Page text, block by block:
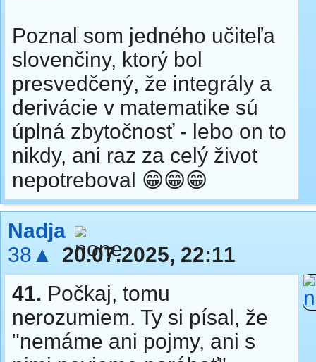
Poznal som jedného učiteľa
slovenčiny, ktorý bol
presvedčený, že integrály a
derivácie v matematike sú
úplná zbytočnosť - lebo on to
nikdy, ani raz za celý život
nepotreboval 😁😁😁
Nadja
38▲
20.07.2025, 22:11
41. Počkaj, tomu
nerozumiem. Ty si písal, že
"nemáme ani pojmy, ani s